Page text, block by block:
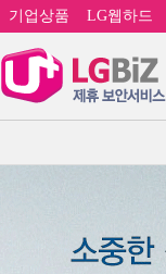
기업상품 LG웹하드